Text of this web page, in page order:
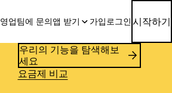
영업팀에 문의앱 받기 가입 로그인 시작하기
우리의 기능을 탐색해보
세요
요금제 비교